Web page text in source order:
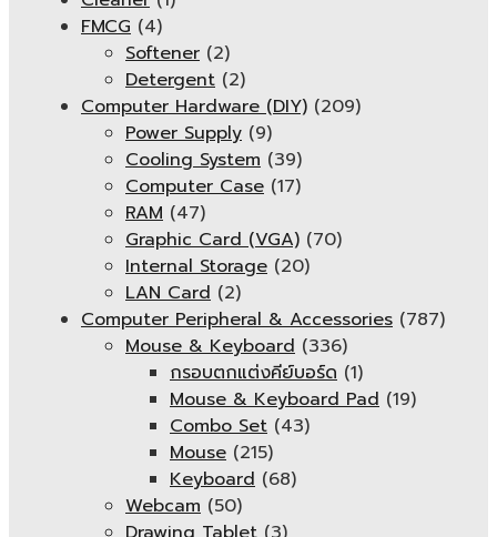
FMCG (4)
Softener (2)
Detergent (2)
Computer Hardware (DIY) (209)
Power Supply (9)
Cooling System (39)
Computer Case (17)
RAM (47)
Graphic Card (VGA) (70)
Internal Storage (20)
LAN Card (2)
Computer Peripheral & Accessories (787)
Mouse & Keyboard (336)
กรอบตกแต่งคีย์บอร์ด (1)
Mouse & Keyboard Pad (19)
Combo Set (43)
Mouse (215)
Keyboard (68)
Webcam (50)